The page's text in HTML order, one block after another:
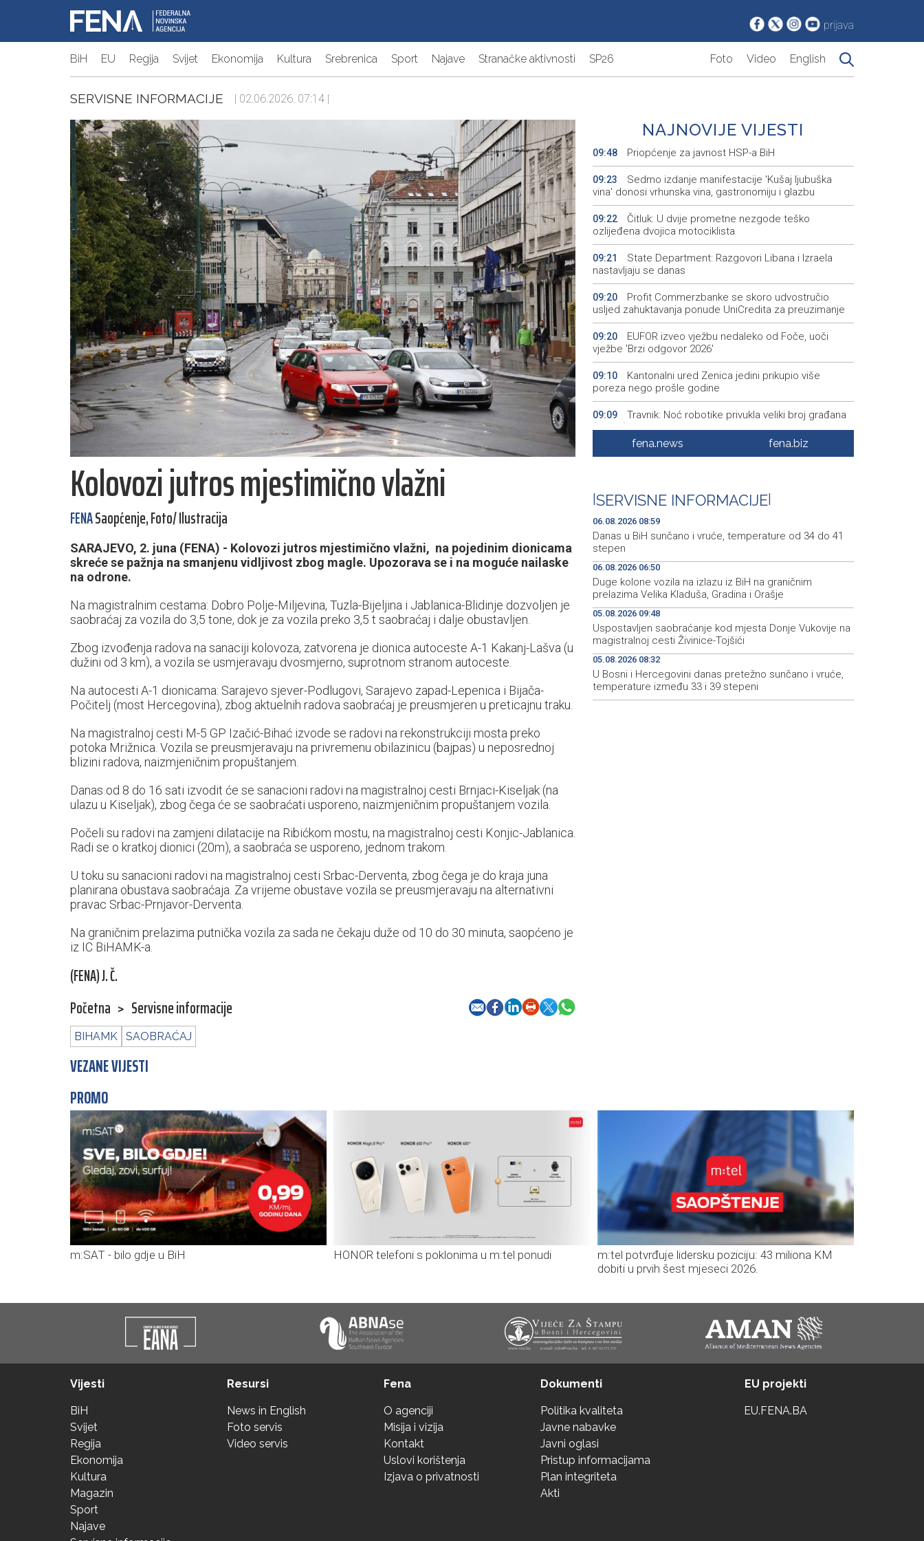
prijava
BiH EU Regija Svijet Ekonomija Kultura Srebrenica Sport Najave Stranačke aktivnosti SP26 Foto Video English
SERVISNE INFORMACIJE | 02.06.2026. 07:14 |
Kolovozi jutros mjestimično vlažni
FENASaopćenje, Foto/ Ilustracija
SARAJEVO, 2. juna (FENA) - Kolovozi jutros mjestimično vlažni, na pojedinim dionicama
skreće se pažnja na smanjenu vidljivost zbog magle. Upozorava se i na moguće nailaske
na odrone.
Na magistralnim cestama: Dobro Polje-Miljevina, Tuzla-Bijeljina i Jablanica-Blidinje dozvoljen je
saobraćaj za vozila do 3,5 tone, dok je za vozila preko 3,5 t saobraćaj i dalje obustavljen.
Zbog izvođenja radova na sanaciji kolovoza, zatvorena je dionica autoceste A-1 Kakanj-Lašva (u
dužini od 3 km), a vozila se usmjeravaju dvosmjerno, suprotnom stranom autoceste.
Na autocesti A-1 dionicama: Sarajevo sjever-Podlugovi, Sarajevo zapad-Lepenica i Bijača-
Počitelj (most Hercegovina), zbog aktuelnih radova saobraćaj je preusmjeren u preticajnu traku.
Na magistralnoj cesti M-5 GP Izačić-Bihać izvode se radovi na rekonstrukciji mosta preko
potoka Mrižnica. Vozila se preusmjeravaju na privremenu obilazinicu (bajpas) u neposrednoj
blizini radova, naizmjeničnim propuštanjem.
Danas od 8 do 16 sati izvodit će se sanacioni radovi na magistralnoj cesti Brnjaci-Kiseljak (na
ulazu u Kiseljak), zbog čega će se saobraćati usporeno, naizmjeničnim propuštanjem vozila.
Počeli su radovi na zamjeni dilatacije na Ribićkom mostu, na magistralnoj cesti Konjic-Jablanica.
Radi se o kratkoj dionici (20m), a saobraća se usporeno, jednom trakom.
U toku su sanacioni radovi na magistralnoj cesti Srbac-Derventa, zbog čega je do kraja juna
planirana obustava saobraćaja. Za vrijeme obustave vozila se preusmjeravaju na alternativni
pravac Srbac-Prnjavor-Derventa.
Na graničnim prelazima putnička vozila za sada ne čekaju duže od 10 do 30 minuta, saopćeno je
iz IC BiHAMK-a.
(FENA) J. Č.
Početna > Servisne informacije
BIHAMK SAOBRAĆAJ
NAJNOVIJE VIJESTI
09:48 Priopćenje za javnost HSP-a BiH
09:23
Sedmo izdanje manifestacije 'Kušaj ljubuška
vina' donosi vrhunska vina, gastronomiju i glazbu
09:22
Čitluk: U dvije prometne nezgode teško
ozlijeđena dvojica motociklista
09:21
State Department: Razgovori Libana i Izraela
nastavljaju se danas
09:20
Profit Commerzbanke se skoro udvostručio
usljed zahuktavanja ponude UniCredita za preuzimanje
09:20
EUFOR izveo vježbu nedaleko od Foče, uoči
vježbe 'Brzi odgovor 2026'
09:10
Kantonalni ured Zenica jedini prikupio više
poreza nego prošle godine
09:09
Travnik: Noć robotike privukla veliki broj građana
(VIDEO)
Više požara zabilježeno u HNŽ-u, vatrogasci i
08:59
Danas u BiH sunčano i vruće, temperature od 34
do 41 stepen
fena.news fena.biz
SERVISNE INFORMACIJE|
06.08.2026 08:59
Danas u BiH sunčano i vruće, temperature od 34 do 41
stepen
06.08.2026 06:50
Duge kolone vozila na izlazu iz BiH na graničnim
prelazima Velika Kladuša, Gradina i Orašje
05.08.2026 09:48
Uspostavljen saobraćanje kod mjesta Donje Vukovije na
magistralnoj cesti Živinice-Tojšići
05.08.2026 08:32
U Bosni i Hercegovini danas pretežno sunčano i vruće,
temperature između 33 i 39 stepeni
VEZANE VIJESTI
PROMO
m:SAT - bilo gdje u BiH HONOR telefoni s poklonima u m:tel ponudi
m:tel potvrđuje lidersku poziciju: 43 miliona KM
dobiti u prvih šest mjeseci 2026.
Vijesti
BiH
Svijet
Regija
Ekonomija
Kultura
Magazin
Sport
Najave
Resursi
News in English
Foto servis
Video servis
Fena
O agenciji
Misija i vizija
Kontakt
Uslovi korištenja
Izjava o privatnosti
Dokumenti
Politika kvaliteta
Javne nabavke
Javni oglasi
Pristup informacijama
Plan integriteta
Akti
EU projekti
EU.FENA.BA